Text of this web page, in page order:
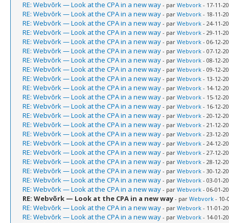
RE: Webvõrk — Look at the CPA in a new way - par Webvork - 17-11-
RE: Webvõrk — Look at the CPA in a new way - par Webvork - 18-11-
RE: Webvõrk — Look at the CPA in a new way - par Webvork - 24-11-
RE: Webvõrk — Look at the CPA in a new way - par Webvork - 29-11-
RE: Webvõrk — Look at the CPA in a new way - par Webvork - 06-12-
RE: Webvõrk — Look at the CPA in a new way - par Webvork - 07-12-
RE: Webvõrk — Look at the CPA in a new way - par Webvork - 08-12-
RE: Webvõrk — Look at the CPA in a new way - par Webvork - 09-12-
RE: Webvõrk — Look at the CPA in a new way - par Webvork - 13-12-
RE: Webvõrk — Look at the CPA in a new way - par Webvork - 14-12-
RE: Webvõrk — Look at the CPA in a new way - par Webvork - 15-12-
RE: Webvõrk — Look at the CPA in a new way - par Webvork - 16-12-
RE: Webvõrk — Look at the CPA in a new way - par Webvork - 20-12-
RE: Webvõrk — Look at the CPA in a new way - par Webvork - 21-12-
RE: Webvõrk — Look at the CPA in a new way - par Webvork - 23-12-
RE: Webvõrk — Look at the CPA in a new way - par Webvork - 24-12-
RE: Webvõrk — Look at the CPA in a new way - par Webvork - 27-12-
RE: Webvõrk — Look at the CPA in a new way - par Webvork - 28-12-
RE: Webvõrk — Look at the CPA in a new way - par Webvork - 30-12-
RE: Webvõrk — Look at the CPA in a new way - par Webvork - 03-01-
RE: Webvõrk — Look at the CPA in a new way - par Webvork - 06-01-
RE: Webvõrk — Look at the CPA in a new way - par Webvork - 10-
RE: Webvõrk — Look at the CPA in a new way - par Webvork - 11-01-
RE: Webvõrk — Look at the CPA in a new way - par Webvork - 14-01-